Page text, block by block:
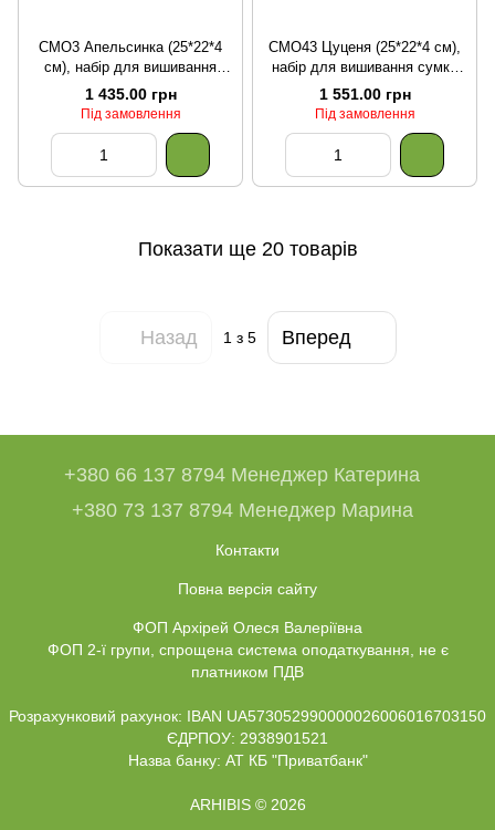
СМО3 Апельсинка (25*22*4
см), набір для вишивання
сумки бісером
1 435.00 грн
Під замовлення
СМО43 Цуценя (25*22*4 см),
набір для вишивання сумки
бісером
1 551.00 грн
Під замовлення
Показати ще 20 товарів
Назад 1з 5 Вперед
+380 66 137 8794 Менеджер Катерина
+380 73 137 8794 Менеджер Марина
Контакти
Повна версія сайту
ФОП Архірей Олеся Валеріївна
ФОП 2-ї групи, спрощена система оподаткування, не є
платником ПДВ
Розрахунковий рахунок: IBAN UA573052990000026006016703150
ЄДРПОУ: 2938901521
Назва банку: АТ КБ "Приватбанк"
ARHIBIS © 2026